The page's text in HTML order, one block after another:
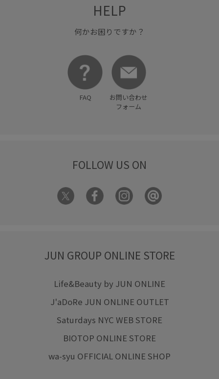
HELP
何かお困りですか？
FAQ
お問い合わせ
フォーム
FOLLOW US ON
JUN GROUP ONLINE STORE
Life&Beauty by JUN ONLINE
J'aDoRe JUN ONLINE OUTLET
Saturdays NYC WEB STORE
BIOTOP ONLINE STORE
wa-syu OFFICIAL ONLINE SHOP